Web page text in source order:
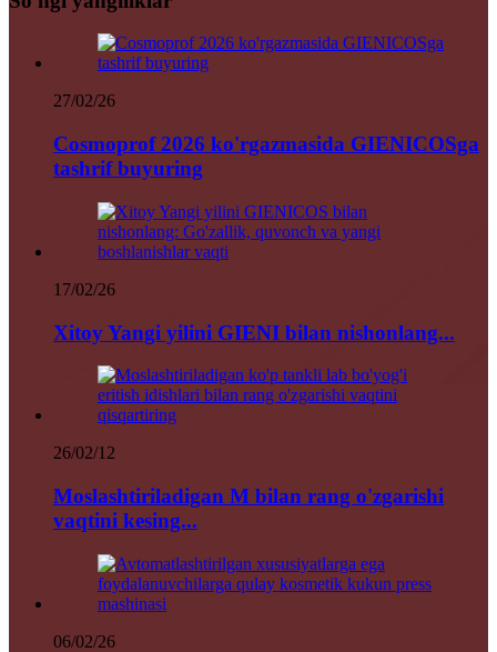
27/02/26
Cosmoprof 2026 ko'rgazmasida GIENICOSga
tashrif buyuring
17/02/26
Xitoy Yangi yilini GIENI bilan nishonlang...
26/02/12
Moslashtiriladigan M bilan rang o'zgarishi
vaqtini kesing...
06/02/26